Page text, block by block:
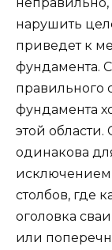
нарушить
приведет к
фундамента.
правильного
фундамента
этой области.
одинакова
исключением
столбов, где
оголовка
или